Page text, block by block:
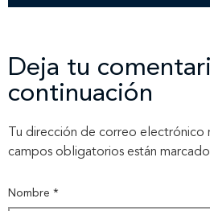
Deja tu
continuación
Tu dirección de correo electrónico
campos obligatorios están
Nombre *